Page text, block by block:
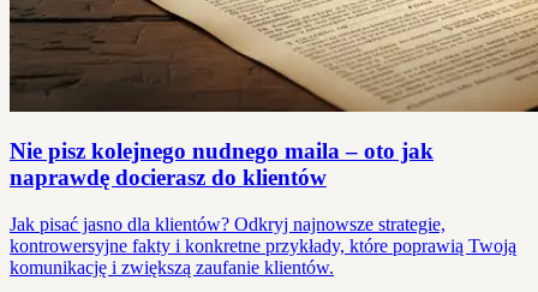
Nie pisz kolejnego nudnego maila – oto jak
naprawdę docierasz do klientów
Jak pisać jasno dla klientów? Odkryj najnowsze strategie,
kontrowersyjne fakty i konkretne przykłady, które poprawią Twoją
komunikację i zwiększą zaufanie klientów.